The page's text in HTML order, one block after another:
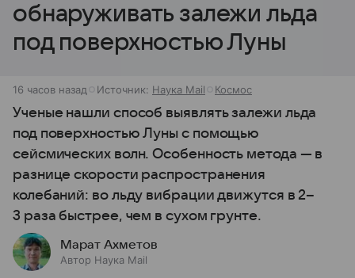
обнаруживать залежи льда
под поверхностью Луны
16 часов назад Источник: Наука Mail Космос
Ученые нашли способ выявлять залежи льда
под поверхностью Луны с помощью
сейсмических волн. Особенность метода — в
разнице скорости распространения
колебаний: во льду вибрации движутся в 2–
3 раза быстрее, чем в сухом грунте.
Марат Ахметов
Автор Наука Mail